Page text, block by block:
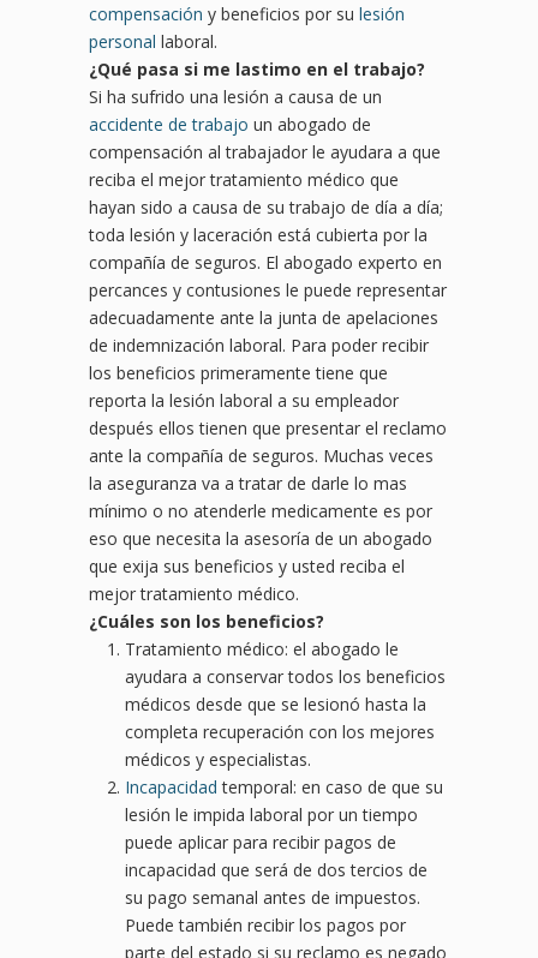
compensación y beneficios por su lesión
personal laboral.
¿Qué pasa si me lastimo en el trabajo?
Si ha sufrido una lesión a causa de un
accidente de trabajo un abogado de
compensación al trabajador le ayudara a que
reciba el mejor tratamiento médico que
hayan sido a causa de su trabajo de día a día;
toda lesión y laceración está cubierta por la
compañía de seguros. El abogado experto en
percances y contusiones le puede representar
adecuadamente ante la junta de apelaciones
de indemnización laboral. Para poder recibir
los beneficios primeramente tiene que
reporta la lesión laboral a su empleador
después ellos tienen que presentar el reclamo
ante la compañía de seguros. Muchas veces
la aseguranza va a tratar de darle lo mas
mínimo o no atenderle medicamente es por
eso que necesita la asesoría de un abogado
que exija sus beneficios y usted reciba el
mejor tratamiento médico.
¿Cuáles son los beneficios?
Tratamiento médico: el abogado le
ayudara a conservar todos los beneficios
médicos desde que se lesionó hasta la
completa recuperación con los mejores
médicos y especialistas.
Incapacidad temporal: en caso de que su
lesión le impida laboral por un tiempo
puede aplicar para recibir pagos de
incapacidad que será de dos tercios de
su pago semanal antes de impuestos.
Puede también recibir los pagos por
parte del estado si su reclamo es negado